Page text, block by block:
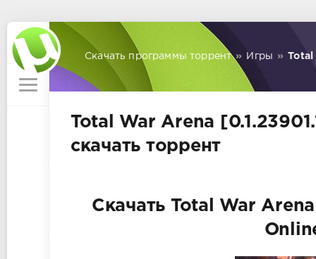
Скачать программы торрент » Игры » Total
Total War Arena
скачать торрент
Скачать Total War